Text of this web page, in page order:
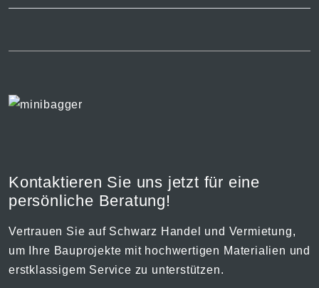
Kontaktieren Sie uns jetzt für eine
persönliche Beratung!
Vertrauen Sie auf Schwarz Handel und Vermietung,
um Ihre Bauprojekte mit hochwertigen Materialien und
erstklassigem Service zu unterstützen.